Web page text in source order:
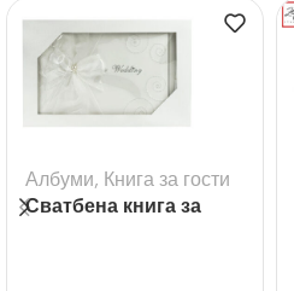
Албуми, Книга за гости
Сватбена книга за